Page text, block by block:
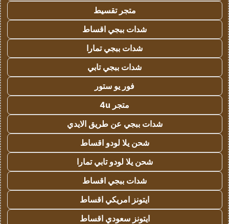
متجر تقسيط
شدات ببجي اقساط
شدات ببجي تمارا
شدات ببجي تابي
فور يو ستور
متجر 4u
شدات ببجي عن طريق الايدي
شحن يلا لودو اقساط
شحن يلا لودو تابي تمارا
شدات ببجي اقساط
ايتونز امريكي اقساط
ايتونز سعودي اقساط